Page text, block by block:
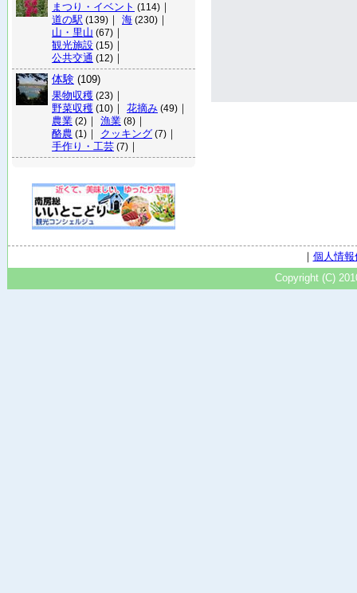
まつり・イベント (114) ｜
道の駅 (139) ｜ 海 (230) ｜
山・里山 (67) ｜
観光施設 (15) ｜
公共交通 (12) ｜
体験 (109)
果物収穫 (23) ｜
野菜収穫 (10) ｜ 花摘み (49) ｜
農業 (2) ｜ 漁業 (8) ｜
酪農 (1) ｜ クッキング (7) ｜
手作り・工芸 (7) ｜
｜ 個人情
Copyright (C)